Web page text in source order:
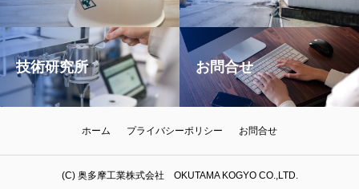
技術研究所 お問合せ
ホーム プライバシーポリシー お問合せ
(C) 奥多摩工業株式会社 OKUTAMA KOGYO CO.,LTD.